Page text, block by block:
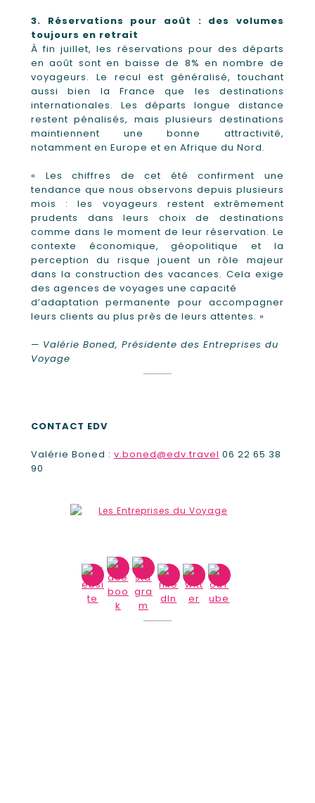
3. Réservations pour août : des volumes
toujours en retrait
À fin juillet, les réservations pour des départs
en août sont en baisse de 8% en nombre de
voyageurs. Le recul est généralisé, touchant
aussi bien la France que les destinations
internationales. Les départs longue distance
restent pénalisés, mais plusieurs destinations
maintiennent une bonne attractivité,
notamment en Europe et en Afrique du Nord.
« Les chiffres de cet été confirment une
tendance que nous observons depuis plusieurs
mois : les voyageurs restent extrêmement
prudents dans leurs choix de destinations
comme dans le moment de leur réservation. Le
contexte économique, géopolitique et la
perception du risque jouent un rôle majeur
dans la construction des vacances. Cela exige
des agences de voyages une capacité
d’adaptation permanente pour accompagner
leurs clients au plus près de leurs attentes. »
— Valérie Boned, Présidente des Entreprises du
Voyage
CONTACT EDV
Valérie Boned : v.boned@edv.travel 06 22 65 38
90